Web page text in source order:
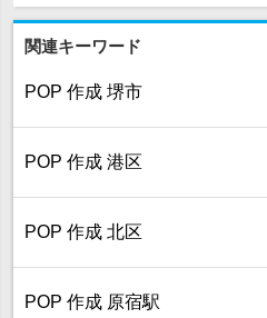
関連キーワード
POP 作成 堺市
POP 作成 港区
POP 作成 北区
POP 作成 原宿駅